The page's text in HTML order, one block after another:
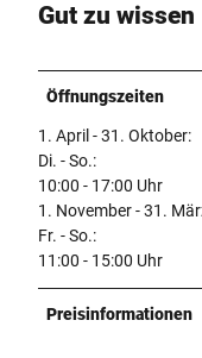
Gut zu wissen
Öffnungszeiten
1. April - 31. Oktober:
Di. - So.:
10:00 - 17:00 Uhr
1. November - 31.
Fr. - So.:
11:00 - 15:00 Uhr
Preisinformationen